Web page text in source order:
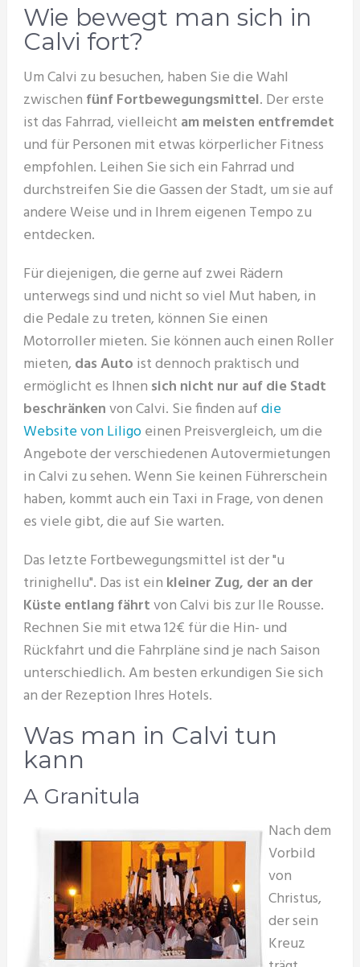
Wie bewegt man sich in
Calvi fort?
Um Calvi zu besuchen, haben Sie die Wahl
zwischen fünf Fortbewegungsmittel. Der erste
ist das Fahrrad, vielleicht am meisten entfremdet
und für Personen mit etwas körperlicher Fitness
empfohlen. Leihen Sie sich ein Fahrrad und
durchstreifen Sie die Gassen der Stadt, um sie auf
andere Weise und in Ihrem eigenen Tempo zu
entdecken.
Für diejenigen, die gerne auf zwei Rädern
unterwegs sind und nicht so viel Mut haben, in
die Pedale zu treten, können Sie einen
Motorroller mieten. Sie können auch einen Roller
mieten, das Auto ist dennoch praktisch und
ermöglicht es Ihnen sich nicht nur auf die Stadt
beschränkenvon Calvi. Sie finden aufdie
Website von Liligoeinen Preisvergleich, um die
Angebote der verschiedenen Autovermietungen
in Calvi zu sehen. Wenn Sie keinen Führerschein
haben, kommt auch ein Taxi in Frage, von denen
es viele gibt, die auf Sie warten.
Das letzte Fortbewegungsmittel ist der "u
trinighellu". Das ist ein kleiner Zug, der an der
Küste entlang fährtvon Calvi bis zur Ile Rousse.
Rechnen Sie mit etwa 12€ für die Hin- und
Rückfahrt und die Fahrpläne sind je nach Saison
unterschiedlich. Am besten erkundigen Sie sich
an der Rezeption Ihres Hotels.
Was man in Calvi tun
kann
A Granitula
Nach dem
Vorbild
von
Christus,
der sein
Kreuz